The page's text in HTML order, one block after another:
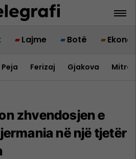
Lajme Botë
Peja Ferizaj Gjakova
zhvendosjen e
në një tjetër